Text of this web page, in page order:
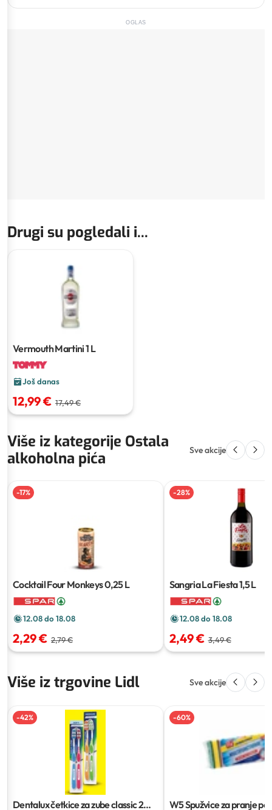
OGLAS
Drugi su pogledali i...
Vermouth Martini1 L
Još danas
12,99 € 17,49 €
Više iz kategorije Ostala
alkoholna pića
Sve akcije
-17%
Cocktail Four Monkeys0,25 L
12.08 do 18.08
2,29 € 2,79 €
-28%
Sangria La Fiesta1,5 L
12.08 do 18.08
2,49 € 3,49 €
Više iz trgovine Lidl Sve akcije
-42%
Dentalux četkice za zube classic2
-60%
W5 Spužvice za pranje